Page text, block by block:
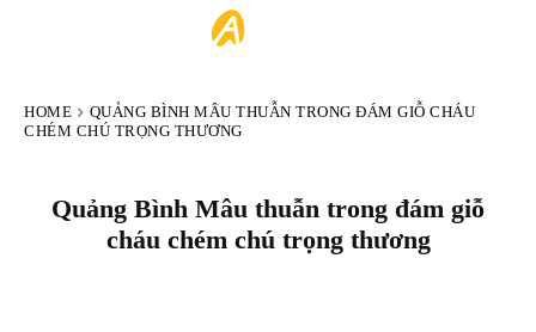
HOME
QUẢNG BÌNH MÂU THUẪN TRONG ĐÁM GIỖ CHÁU
CHÉM CHÚ TRỌNG THƯƠNG
Quảng Bình Mâu thuẫn trong đám giỗ
cháu chém chú trọng thương